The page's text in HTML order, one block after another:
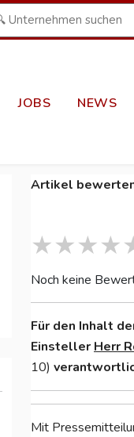
JOBS NEWS
Artikel
Noch keine
Für den Inhalt
Einsteller Herr
10)
Mit